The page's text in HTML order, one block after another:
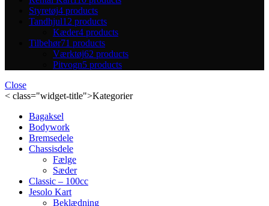
Styretøj4 products
Tandhjul12 products
Kæder4 products
Tilbehør71 products
Værktøj62 products
Pitvogn5 products
Close
< class="widget-title">Kategorier
Bagaksel
Bodywork
Bremsedele
Chassisdele
Fælge
Sæder
Classic – 100cc
Jesolo Kart
Beklædning